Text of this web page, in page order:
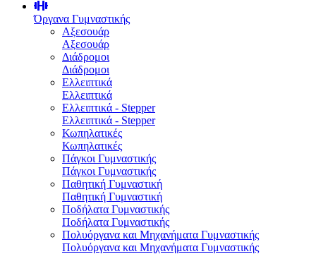
Όργανα Γυμναστικής
Αξεσουάρ
Αξεσουάρ
Διάδρομοι
Διάδρομοι
Ελλειπτικά
Ελλειπτικά
Ελλειπτικά - Stepper
Ελλειπτικά - Stepper
Κωπηλατικές
Κωπηλατικές
Πάγκοι Γυμναστικής
Πάγκοι Γυμναστικής
Παθητική Γυμναστική
Παθητική Γυμναστική
Ποδήλατα Γυμναστικής
Ποδήλατα Γυμναστικής
Πολυόργανα και Μηχανήματα Γυμναστικής
Πολυόργανα και Μηχανήματα Γυμναστικής